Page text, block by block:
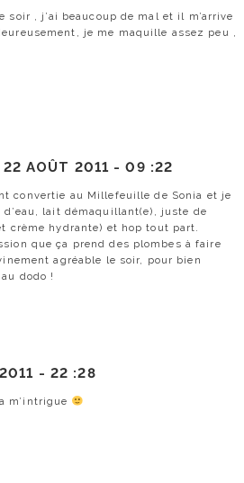
, j’ai beaucoup de mal et il m’arrive
je me maquille assez peu ,
22 AOÛT 2011 -09 :22
convertie au Millefeuille de Sonia et je
lait démaquillant(e), juste de
crème hydrante) et hop tout part.
que ça prend des plombes à faire
agréable le soir, pour bien
dodo !
- 22 :28
m’intrigue